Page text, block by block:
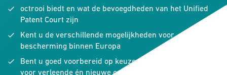
octrooi biedt en wat de bevoegdheden van het Unified
Patent Court zijn
Kent u de verschillende mogelijkheden voor
bescherming binnen Europa
Bent u goed voorbereid op keuzes die u moet maken
voor verleende én nieuwe octrooien